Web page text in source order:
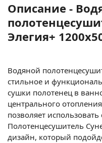
Описание -
Элегия+
Водяной
стильное и
сушки полотенец в
центрального
позволяет
Полотенцесушитель
дизайн, который